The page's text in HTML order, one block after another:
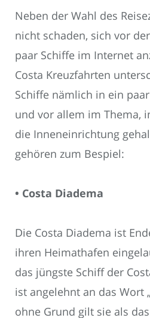
Neben der Wahl des
nicht schaden, sich vor
paar Schiffe im Internet
Costa Kreuzfahrten
Schiffe nämlich in ein
und vor allem im Thema,
die Inneneinrichtung
gehören zum Bespiel:
• Costa Diadema
Die Costa Diadema ist
ihren Heimathafen
das jüngste Schiff der
ist angelehnt an das Wort
ohne Grund gilt sie als